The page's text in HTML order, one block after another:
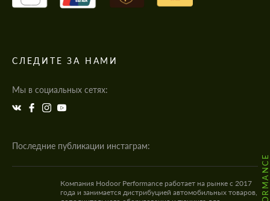
СЛЕДИТЕ ЗА НАМИ
Мы в социальных сетях:
Последние публикации инстаграм:
Компания Hodoor Performance работает на рынке с 2017
года и занимается дистрибуцией автомобильных товаров,